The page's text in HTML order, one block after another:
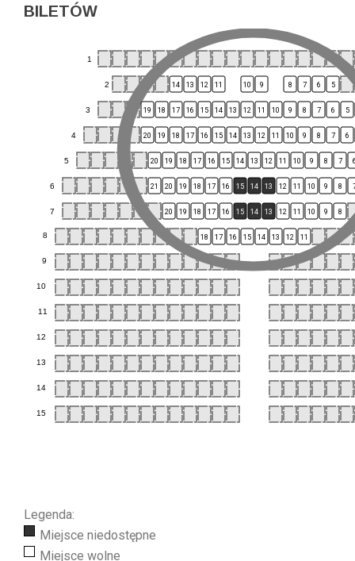
BILETÓW
1
2
3
4
5
6
7
8
9
10
11
12
13
14
15
14 13 12 11 10 9 8 7 6 5
19 18 17 16 15 14 13 12 11 10 9 8 7 6 5
20 19 18 17 16 15 14 13 12 11 10 9 8 7 6
20 19 18 17 16 15 14 13 12 11 10 9 8 7
21 20 19 18 17 16 15 14 13 12 11 10 9 8
20 19 18 17 16 15 14 13 12 11 10 9 8
18 17 16 15 14 13 12 11
Legenda:
Miejsce niedostępne
Miejsce wolne